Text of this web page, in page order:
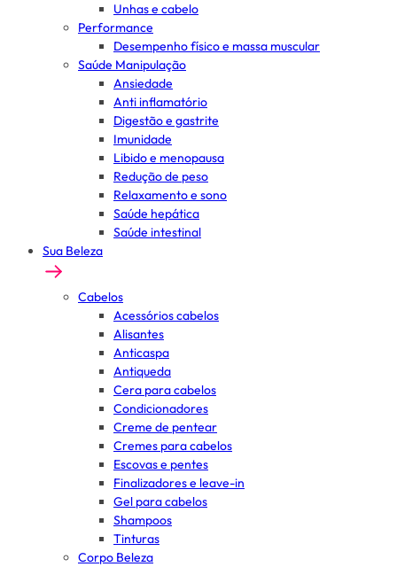
Unhas e cabelo
Performance
Desempenho físico e massa muscular
Saúde Manipulação
Ansiedade
Anti inflamatório
Digestão e gastrite
Imunidade
Libido e menopausa
Redução de peso
Relaxamento e sono
Saúde hepática
Saúde intestinal
Sua Beleza
Cabelos
Acessórios cabelos
Alisantes
Anticaspa
Antiqueda
Cera para cabelos
Condicionadores
Creme de pentear
Cremes para cabelos
Escovas e pentes
Finalizadores e leave-in
Gel para cabelos
Shampoos
Tinturas
Corpo Beleza